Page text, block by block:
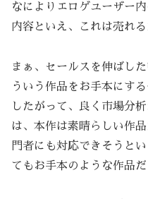
なによりエロゲユーザー
内容といえ、これは売れ
まぁ、セールスを伸ばし
ういう作品をお手本にす
したがって、良く市場分
は、本作は素晴らしい作
門者にも対応できそうと
てもお手本のような作品だ